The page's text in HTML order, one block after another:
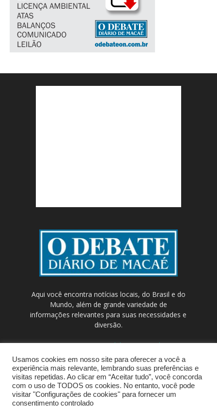
Aqui você encontra notícias locais, do Brasil e do
Mundo, além de grande variedade de
informações relevantes para suas necessidades e
diversão.
Contato:contato@odebateon.com.br /
comercia@odebateon.com.br
Usamos cookies em nosso site para oferecer a você a
experiência mais relevante, lembrando suas preferências e
visitas repetidas. Ao clicar em “Aceitar tudo”, você concorda
com o uso de TODOS os cookies. No entanto, você pode
visitar "Configurações de cookies" para fornecer um
consentimento controlado